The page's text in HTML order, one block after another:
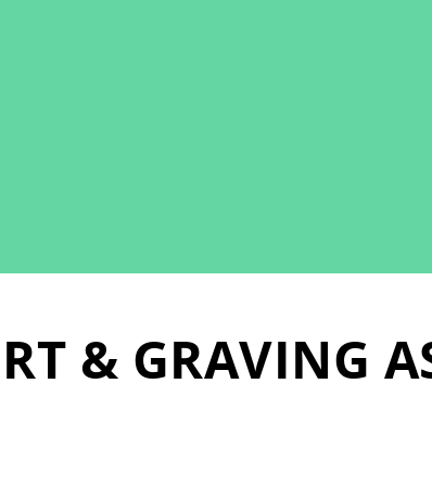
& GRAVING